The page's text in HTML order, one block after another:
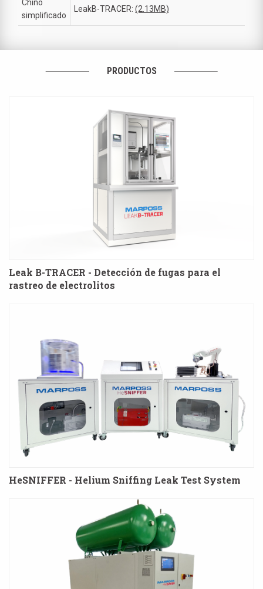
Chino
simplificado
LeakB-TRACER: (2.13MB)
PRODUCTOS
Leak B-TRACER - Detección de fugas para el
rastreo de electrolitos
HeSNIFFER - Helium Sniffing Leak Test System